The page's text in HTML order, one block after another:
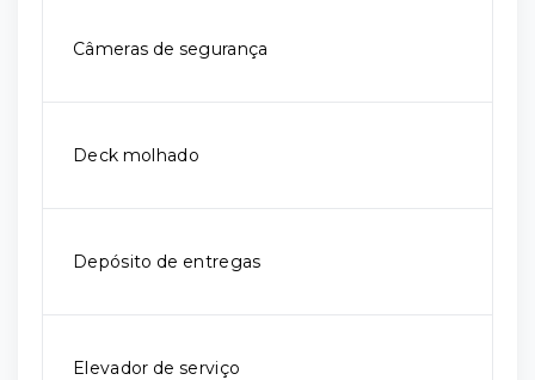
Câmeras de segurança
Deck molhado
Depósito de entregas
Elevador de serviço